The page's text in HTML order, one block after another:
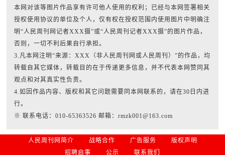
本网对该等图片作品享有许可他人使用的权利；已经与本网签署相关
授权使用协议的单位及个人，仅有权在授权范围内使用图片中明确注
明“人民周刊网记者XXX摄”或“人民周刊记者XXX摄”的图片作品，
否则，一切不利后果自行承担。
3.凡本网注明“来源：XXX（非人民周刊网或人民周刊）”的作品，均
转载自其它媒体，转载目的在于传递更多信息，并不代表本网赞同其
观点和对其真实性负责。
4.如因作品内容、版权和其它问题需要同本网联系的，请在30日内进
行。
※ 联系电话：010-65363526 邮箱：rmzk001@163.com
人民周刊网简介 战略合作 广告服务
版权声明
招聘启事
公示 联系我们